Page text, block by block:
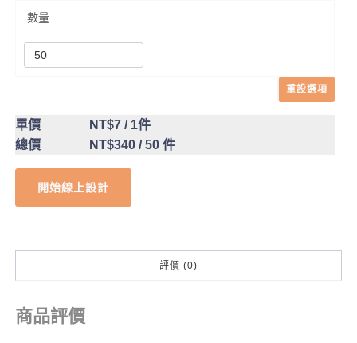
數量
重設選項
單價 NT$7/ 1件
總價
NT$340/ 50 件
開始線上設計
評價 (0)
商品評價